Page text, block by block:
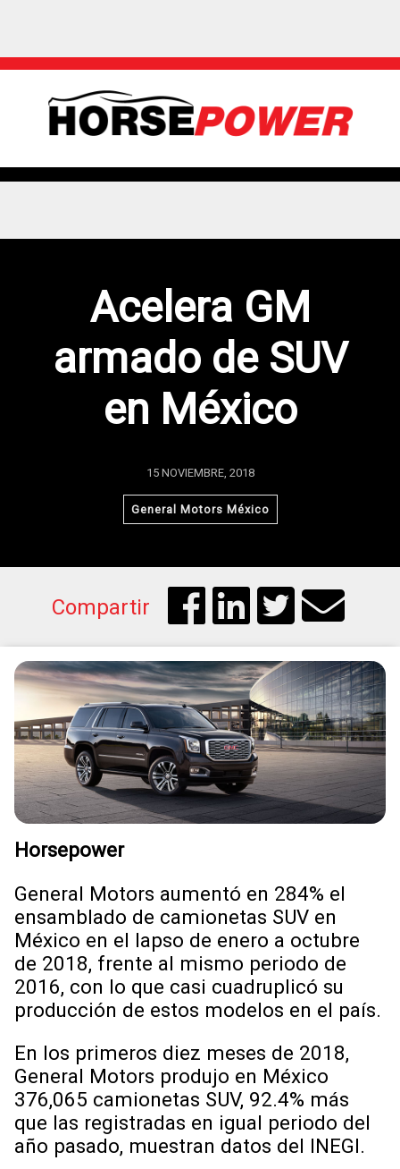
Acelera GM
armado de SUV
en México
15 NOVIEMBRE, 2018
General Motors México
Compartir
Horsepower
General Motors aumentó en 284% el
ensamblado de camionetas SUV en
México en el lapso de enero a octubre
de 2018, frente al mismo periodo de
2016, con lo que casi cuadruplicó su
producción de estos modelos en el país.
En los primeros diez meses de 2018,
General Motors produjo en México
376,065 camionetas SUV, 92.4% más
que las registradas en igual periodo del
año pasado, muestran datos del INEGI.